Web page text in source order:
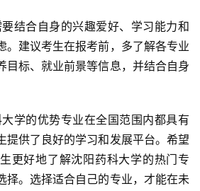
。建议考生在报考前，多了解各专业
目标、就业前景等信息，并结合自身
提供了良好的学习和发展平台。希望
更好地了解沈阳药科大学的热门专
择。选择适合自己的专业，才能在未